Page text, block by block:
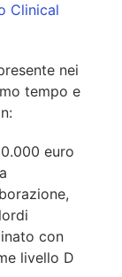
Clinical
nei
tempo e
euro
con
livello D